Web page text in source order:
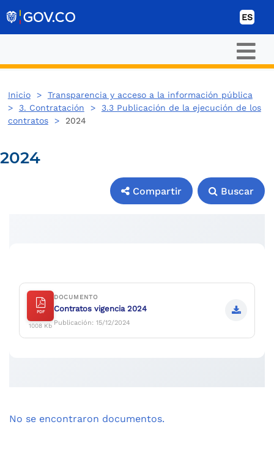
ES
Inicio> Transparencia y acceso a la información pública
> 3. Contratación > 3.3 Publicación de la ejecución de los
contratos> 2024
2024
Compartir Buscar
PDF
1008 Kb
DOCUMENTO
Contratos vigencia 2024
Publicación: 15/12/2024
No se encontraron documentos.